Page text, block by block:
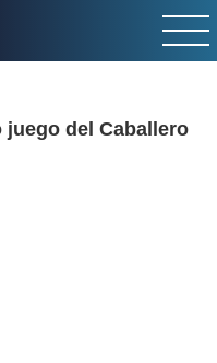
juego del Caballero